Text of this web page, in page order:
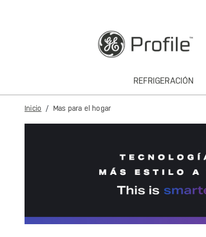
REFRIGERACIÓN
Inicio Mas para el hogar